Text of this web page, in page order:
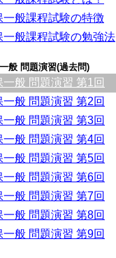
一般課程試験の特徴
一般課程試験の勉強法
般 問題演習(過去問)
一般 問題演習 第1回
一般 問題演習 第2回
一般 問題演習 第3回
一般 問題演習 第4回
一般 問題演習 第5回
一般 問題演習 第6回
一般 問題演習 第7回
一般 問題演習 第8回
一般 問題演習 第9回